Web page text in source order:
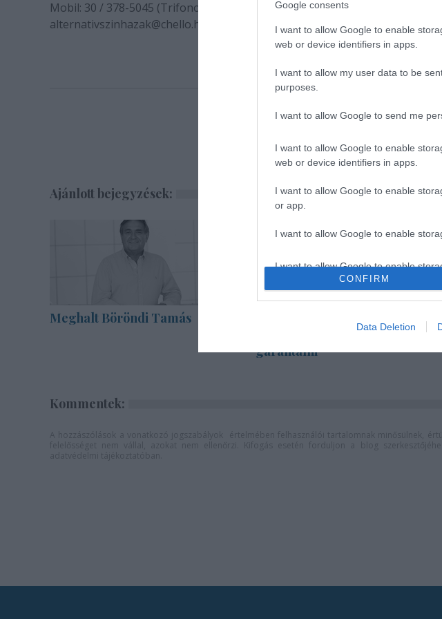
Google consents
I want to allow Google to enable
web or device identifiers in apps.
I want to allow my user data to be
purposes.
I want to allow Google to send me
I want to allow Google to enable
web or device identifiers in apps.
I want to allow Google to enable
or app.
I want to allow Google to enable
I want to allow Google to enable
authentication functionality and fraud
CONFIRM
Data Deletion
Mobil: 30 / 378-5045 (Trifonov Dóra)
alternativszinhazak@chello.hu
Ajánlott bejegyzések:
Meghalt Böröndi Tamás
katarzist nem tudjuk
garantálni"
Kommentek: